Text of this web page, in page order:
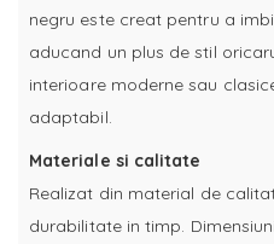
negru este creat pentru a
aducand un plus de stil
interioare moderne sau
adaptabil.
Materiale si calitate
Realizat din material de
durabilitate in timp.